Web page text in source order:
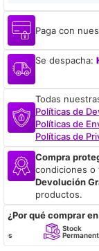
Paga con
Se despacha:
Todas
Políticas de
Políticas de
Políticas de
Compra
condiciones o
Devolución
productos.
¿Por qué comprar
Stock
Permanente